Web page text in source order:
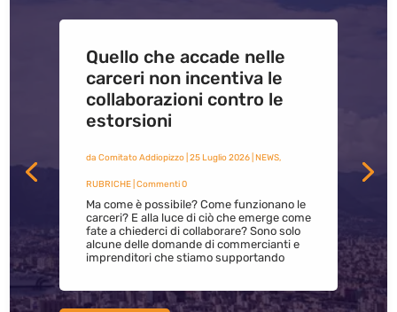
Quello che accade nelle
carceri non incentiva le
collaborazioni contro le
estorsioni
da Comitato Addiopizzo| 25 Luglio 2026| NEWS,
RUBRICHE| Commenti 0
Ma come è possibile? Come funzionano le
carceri? E alla luce di ciò che emerge come
fate a chiederci di collaborare? Sono solo
alcune delle domande di commercianti e
imprenditori che stiamo supportando